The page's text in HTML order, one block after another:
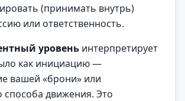
(принимать внутрь)
или ответственность.
уровень интерпретирует
как инициацию —
вашей «брони» или
способа движения. Это